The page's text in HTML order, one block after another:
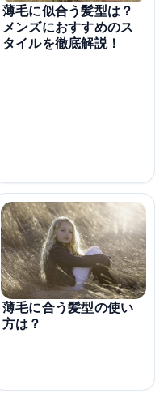
薄毛に似合う髪型は？
メンズにおすすめのス
タイルを徹底解説！
薄毛に合う髪型の使い
方は？